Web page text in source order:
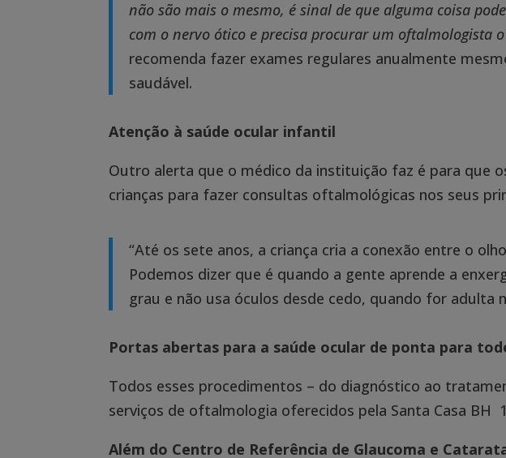
não são mais o mesmo, é sinal de que alguma coisa
com o nervo ótico e precisa procurar um oftalmologista
recomenda fazer exames regulares anualmente
saudável.
Atenção à saúde ocular infantil
Outro alerta que o médico da instituição faz é para que
crianças para fazer consultas oftalmológicas nos seus
“Até os sete anos, a criança cria a conexão entre o
Podemos dizer que é quando a gente aprende a
grau e não usa óculos desde cedo, quando for adulta
Portas abertas para a saúde ocular de ponta para
Todos esses procedimentos – do diagnóstico ao
serviços de oftalmologia oferecidos pela Santa Casa BH
Além do Centro de Referência de Glaucoma e